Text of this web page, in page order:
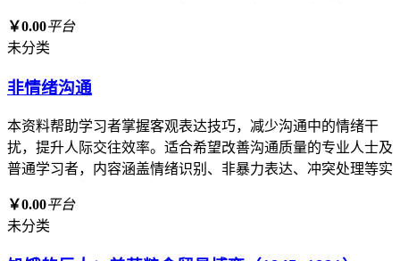
￥0.00平台
未分类
非情绪沟通
本资料帮助学习者掌握客观表达技巧，减少沟通中的情绪干
扰，提升人际交往效率。适合希望改善沟通质量的专业人士及
普通学习者，内容涵盖情绪识别、非暴力表达、冲突处理等实
￥0.00平台
未分类